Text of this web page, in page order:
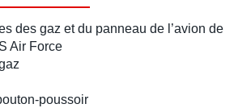
des gaz et du panneau de l’avion de
Air Force
poussoir